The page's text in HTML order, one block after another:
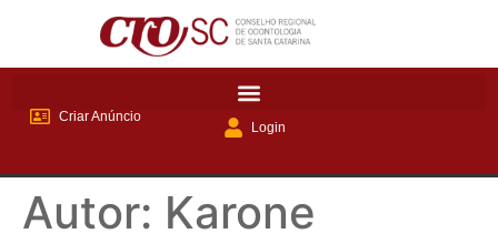
Criar Anúncio
Login
Autor: Karone